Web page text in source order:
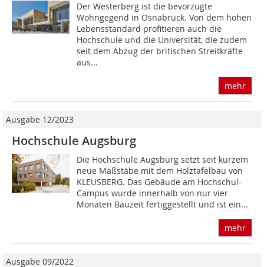
Der Westerberg ist die bevorzugte
Wohngegend in Osnabrück. Von dem hohen
Lebensstandard profitieren auch die
Hochschule und die Universität, die zudem
seit dem Abzug der britischen Streitkräfte
aus...
mehr
Ausgabe 12/2023
Hochschule Augsburg
Die Hochschule Augsburg setzt seit kurzem
neue Maßstäbe mit dem Holztafelbau von
KLEUSBERG. Das Gebäude am Hochschul-
Campus wurde innerhalb von nur vier
Monaten Bauzeit fertiggestellt und ist ein...
mehr
Ausgabe 09/2022